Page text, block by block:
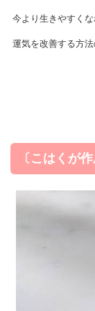
今より生きやすく
運気を改善する方
〔こはくが